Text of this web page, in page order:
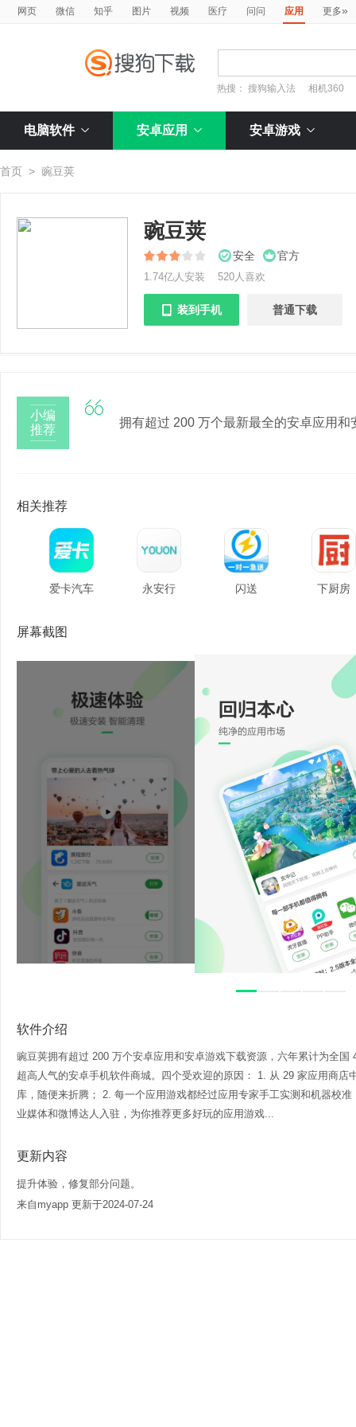
网页 微信 知乎 图片 视频 医疗 问问 应用 更多»
热搜：搜狗输入法 相机360
电脑软件 安卓应用 安卓游戏
首页 > 豌豆荚
豌豆荚
安全 官方
1.74亿人安装 520人喜欢
 装到手机 普通下载
小编
推荐

拥有超过 200 万个最新最全的安卓应用和
相关推荐
爱卡汽车 永安行 闪送 下厨房
屏幕截图
软件介绍
豌豆荚拥有超过 200 万个安卓应用和安卓游戏下载资源，六年累计为全
超高人气的安卓手机软件商城。四个受欢迎的原因： 1. 从 29 家应用商店
库，随便来折腾； 2. 每一个应用游戏都经过应用专家手工实测和机器校
业媒体和微博达人入驻，为你推荐更多好玩的应用游戏...
更新内容
提升体验，修复部分问题。
来自myapp 更新于2024-07-24